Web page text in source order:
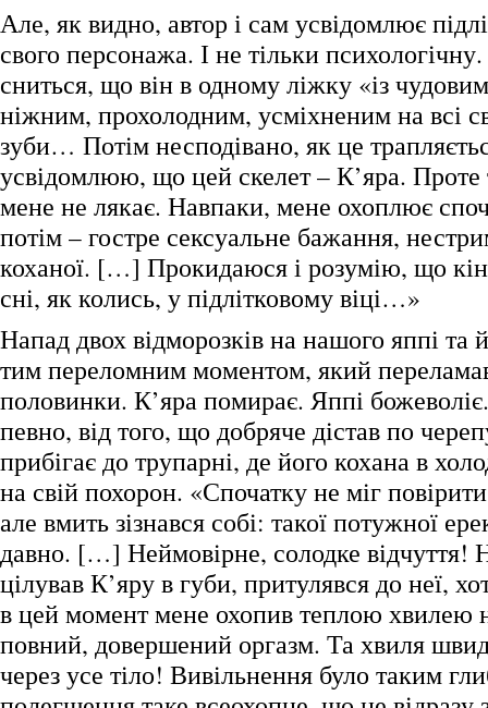
Але, як видно, автор і сам усвідомлює
свого персонажа. І не тільки
сниться, що він в одному ліжку «із
ніжним, прохолодним, усміхненим на всі
зуби… Потім несподівано, як це
усвідомлюю, що цей скелет – К’яра. Проте
мене не лякає. Навпаки, мене охоплює
потім – гостре сексуальне бажання,
коханої. […] Прокидаюся і розумію, що
сні, як колись, у підлітковому віці…»
Напад двох відморозків на нашого яппі та
тим переломним моментом, який
половинки. К’яра помирає. Яппі
певно, від того, що добряче дістав по
прибігає до трупарні, де його кохана в
на свій похорон. «Спочатку не міг
але вмить зізнався собі: такої потужної
давно. […] Неймовірне, солодке відчуття!
цілував К’яру в губи, притулявся до неї,
в цей момент мене охопив теплою хвилею
повний, довершений оргазм. Та хвиля
через усе тіло! Вивільнення було таким